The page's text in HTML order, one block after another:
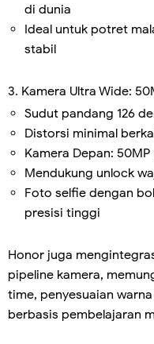
di dunia
Ideal untuk potret
stabil
3. Kamera Ultra Wide:
Sudut pandang 126
Distorsi minimal
Kamera Depan:
Mendukung unlock
Foto selfie dengan
presisi tinggi
Honor juga
pipeline kamera,
time, penyesuaian
berbasis pembelajaran